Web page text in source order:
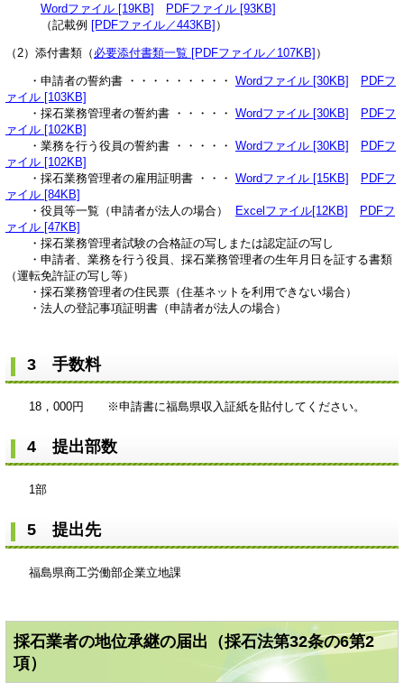
Wordファイル [19KB]
PDFファイル [93KB]
（記載例 [PDFファイル／443KB] ）
（2）添付書類（ 必要添付書類一覧 [PDFファイル／107KB] ）
・申請者の誓約書 ・・・・・・・・・ Wordファイル [30KB]
PDFフ
ァイル [103KB]
・採石業務管理者の誓約書 ・・・・・ Wordファイル [30KB]
PDFフ
ァイル [102KB]
・業務を行う役員の誓約書 ・・・・・ Wordファイル [30KB]
PDFフ
ァイル [102KB]
・採石業務管理者の雇用証明書 ・・・ Wordファイル [15KB]
PDFフ
ァイル [84KB]
・役員等一覧（申請者が法人の場合）
Excelファイル[12KB]
PDFフ
ァイル [47KB]
・採石業務管理者試験の合格証の写しまたは認定証の写し
・申請者、業務を行う役員、採石業務管理者の生年月日を証する書類
（運転免許証の写し等）
・採石業務管理者の住民票（住基ネットを利用できない場合）
・法人の登記事項証明書（申請者が法人の場合）
3 手数料
18，000円 ※申請書に福島県収入証紙を貼付してください。
4 提出部数
1部
5 提出先
福島県商工労働部企業立地課
採石業者の地位承継の届出（採石法第32条の6第2
項）